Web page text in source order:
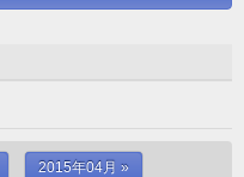
2015年04月 »